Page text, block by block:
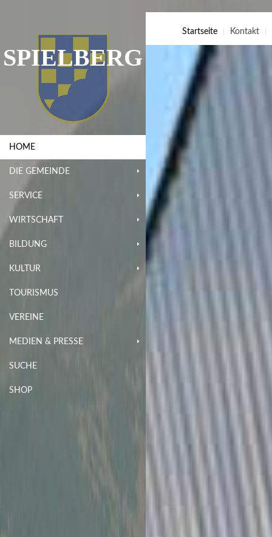
SPIELBERG
HOME
DIE GEMEINDE
SERVICE
WIRTSCHAFT
BILDUNG
KULTUR
TOURISMUS
VEREINE
MEDIEN & PRESSE
SUCHE
SHOP
Startseite Kontakt